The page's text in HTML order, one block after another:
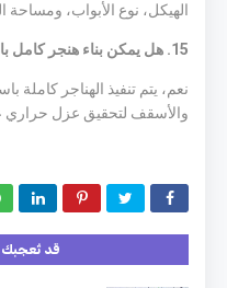
الهيكل، نوع الأبواب، ومساحة
15. هل يمكن بناء هنجر كامل بالساندوتش بانل؟
نعم، يتم تنفيذ الهناجر كاملة
والأسقف لتحقيق عزل حراري
قد